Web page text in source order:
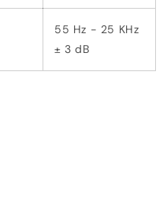
55 Hz - 25 KHz
± 3 dB